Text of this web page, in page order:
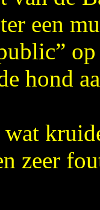
een
hond
zeer